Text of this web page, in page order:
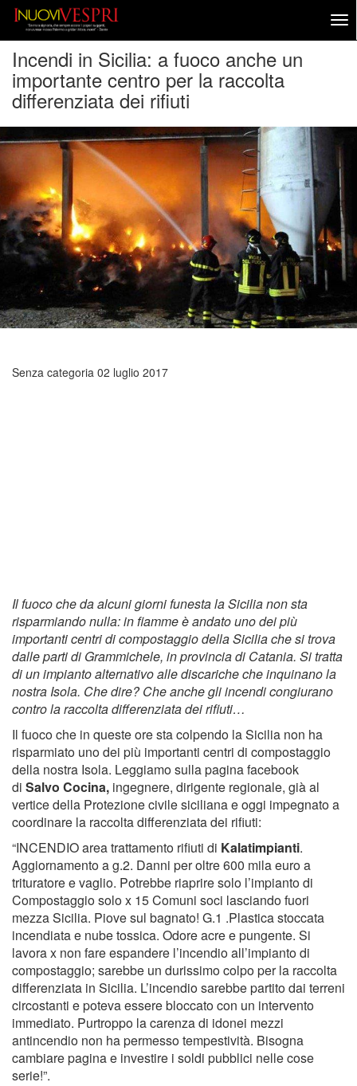
Incendi in Sicilia: a fuoco anche un
importante centro per la raccolta
differenziata dei rifiuti
Senza categoria 02 luglio 2017
Il fuoco che da alcuni giorni funesta la Sicilia non sta
risparmiando nulla: in fiamme è andato uno dei più
importanti centri di compostaggio della Sicilia che si trova
dalle parti di Grammichele, in provincia di Catania. Si tratta
di un impianto alternativo alle discariche che inquinano la
nostra Isola. Che dire? Che anche gli incendi congiurano
contro la raccolta differenziata dei rifiuti…
Il fuoco che in queste ore sta colpendo la Sicilia non ha
risparmiato uno dei più importanti centri di compostaggio
della nostra Isola. Leggiamo sulla pagina facebook
di Salvo Cocina, ingegnere, dirigente regionale, già al
vertice della Protezione civile siciliana e oggi impegnato a
coordinare la raccolta differenziata dei rifiuti:
“INCENDIO area trattamento rifiuti di Kalatimpianti.
Aggiornamento a g.2. Danni per oltre 600 mila euro a
trituratore e vaglio. Potrebbe riaprire solo l’impianto di
Compostaggio solo x 15 Comuni soci lasciando fuori
mezza Sicilia. Piove sul bagnato! G.1 .Plastica stoccata
incendiata e nube tossica. Odore acre e pungente. Si
lavora x non fare espandere l’incendio all’impianto di
compostaggio; sarebbe un durissimo colpo per la raccolta
differenziata in Sicilia. L’incendio sarebbe partito dai terreni
circostanti e poteva essere bloccato con un intervento
immediato. Purtroppo la carenza di idonei mezzi
antincendio non ha permesso tempestività. Bisogna
cambiare pagina e investire i soldi pubblici nelle cose
serie!”.